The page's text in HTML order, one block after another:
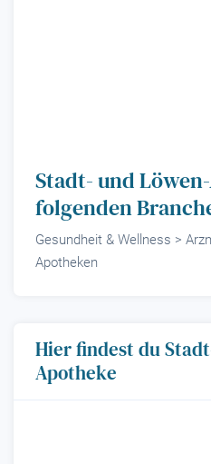
Stadt- und
folgenden
Gesundheit & Wellness >
Apotheken
Hier findest du
Apotheke